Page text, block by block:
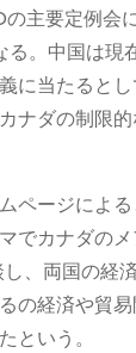
主要定例会
る。中国は現
に当たると
ナダの制限
ページによる
でカナダの
、両国の経
の経済や貿
という。